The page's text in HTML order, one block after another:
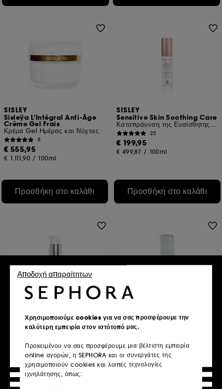
SISLEY
Sisleÿa L'Intégral Anti-Âge
Crème Gel Frais
Κρέμα Gel Ημέρας και Νύχτας
8
€ 555,95
€ 1.111,90 / 100ml
Προσθήκη στο καλάθι
SISLEY
Sensitive Skin Soothing Care
Καταπράυνση της Ευαίσθητης Επιδερμίδας
25
€ 199,95
€ 499,87 / 100ml
Προσθήκη στο καλάθι
Ecological Compound
advanced formula
21
€ 264,92 /100ml
2 μεγέθη
Hydra-Global
€ 273,95
€ 684,88 /100ml
Χρησιμοποιούμε cookies για να σας προσφέρουμε την
καλύτερη εμπειρία στον ιστότοπό μας.
Προκειμένου να σας προσφέρουμε μια βέλτιστη εμπειρία
online αγορών, η SEPHORA και οι συνεργάτες της
χρησιμοποιούν cookies και λοιπές τεχνολογίες
ιχνηλάτησης, όπως:
Αποδοχή απαραίτητων